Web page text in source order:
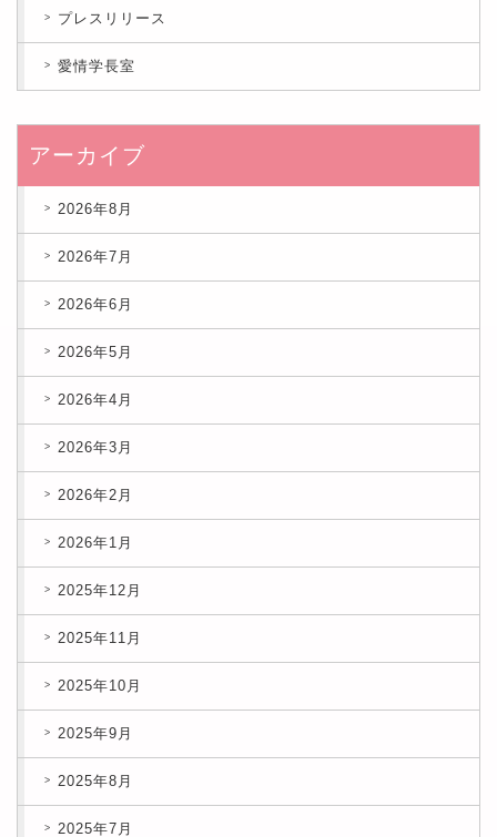
プレスリリース
愛情学長室
アーカイブ
2026年8月
2026年7月
2026年6月
2026年5月
2026年4月
2026年3月
2026年2月
2026年1月
2025年12月
2025年11月
2025年10月
2025年9月
2025年8月
2025年7月